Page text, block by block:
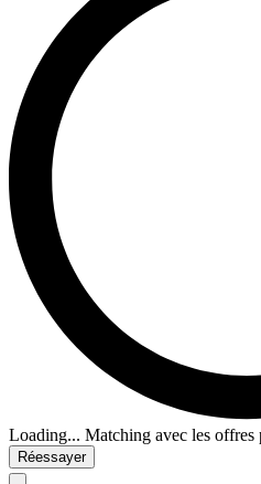
Loading... Matching avec les
Réessayer